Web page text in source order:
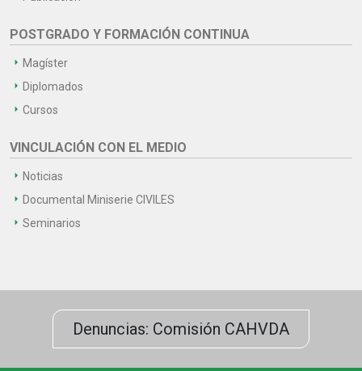
POSTGRADO Y FORMACIÓN CONTINUA
Magíster
Diplomados
Cursos
VINCULACIÓN CON EL MEDIO
Noticias
Documental Miniserie CIVILES
Seminarios
Denuncias: Comisión CAHVDA